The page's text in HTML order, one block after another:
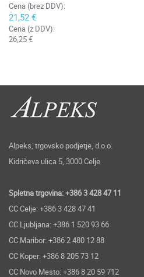
Cena (brez DDV):
21,52 €
Cena (z DDV):
26,25 €
Alpeks, trgovsko podjetje, d.o.o.
Kidričeva ulica 5, 3000 Celje
Spletna trgovina: +386 3 428 47 11
CC Celje: +386 3 428 47 41
CC Ljubljana: +386 1 520 93 66
CC Maribor: +386 2 480 12 88
CC Koper: +386 8 205 73 12
CC Novo Mesto: +386 8 20 59 712